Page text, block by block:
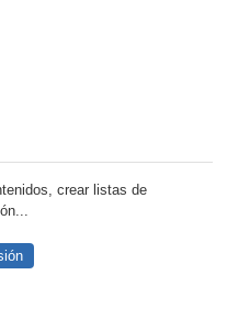
crear listas de